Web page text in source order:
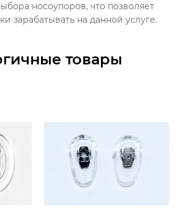
носоупоров, что позволяет
зарабатывать на данной услуге.
товары